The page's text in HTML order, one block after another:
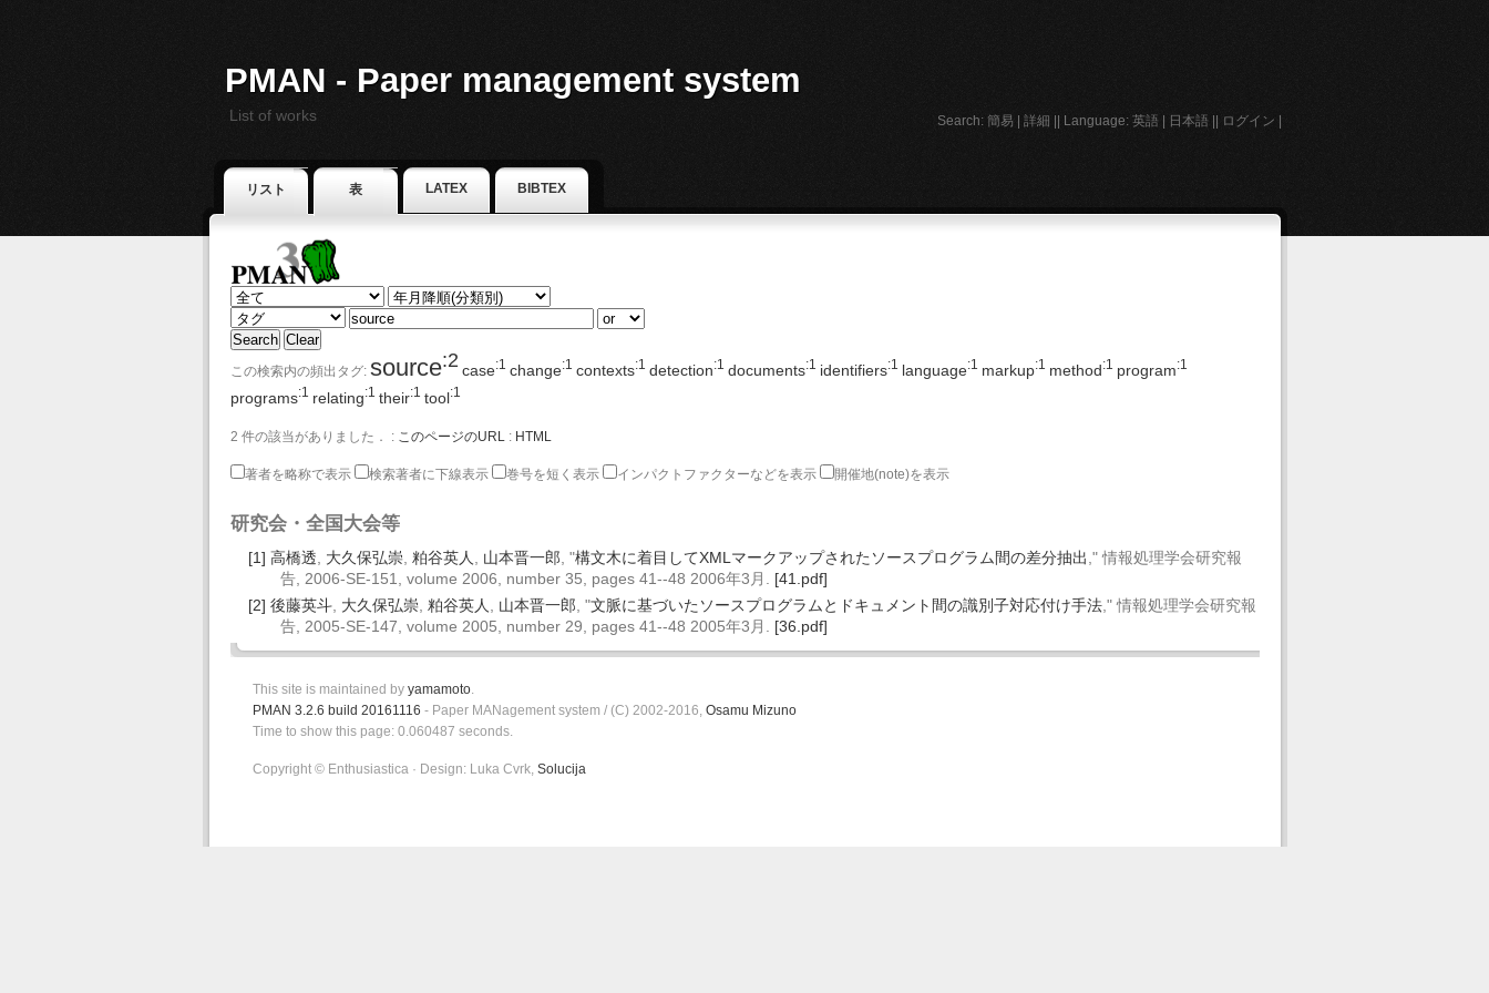
Search: 簡易 詳細 Language: 英語 日本語|| ログイン
PMAN - Paper management system
List of works
リスト 表 LATEX BIBTEX
この検索内の頻出タグ: source:2 case:1 change:1 contexts:1 detection:1 documents:1 identifiers:1 language:1 markup:1 method :1 program:1
programs:1 relating:1 their:1 tool :1
2 件の該当がありました． : このページのURL : HTML
著者を略称で表示 検索著者に下線表示 巻号を短く表示 インパクトファクターなどを表示 開催地(note)を表示
研究会・全国大会等
[1] 高橋透 大久保弘崇, 粕谷英人 山本晋一郎 , "構文木に着目してXMLマークアップされたソースプログラム間の差分抽出 ," 情報処理学会研究報
告, 2006-SE-151, volume 2006, number 35, pages 41--48 2006年3月. [41.pdf]
[2] 後藤英斗, 大久保弘崇, 粕谷英人 山本晋一郎 , "文脈に基づいたソースプログラムとドキュメント間の識別子対応付け手法," 情報処理学会研究報
告, 2005-SE-147, volume 2005, number 29, pages 41--48 2005年3月. [36.pdf]
This site is maintained by yamamoto.
PMAN 3.2.6 build 20161116 - Paper MANagement system / (C) 2002-2016, Osamu Mizuno
Time to show this page: 0.060487 seconds.
Copyright © Enthusiastica · Design: Luka Cvrk, Solucija